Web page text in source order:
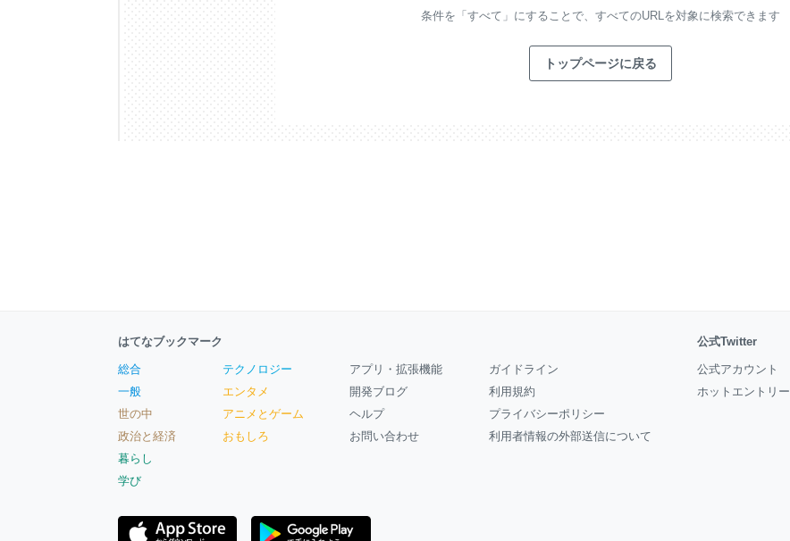
条件を「すべて」にすることで、 すべてのURLを対象に検索できます
トップページに戻る
はてなブックマーク
総合
一般
世の中
政治と経済
暮らし
学び
テクノロジー
エンタメ
アニメとゲーム
おもしろ
アプリ・拡張機能
開発ブログ
ヘルプ
お問い合わせ
ガイドライン
利用規約
プライバシーポリシー
利用者情報の外部送信について
公式Twitter
公式アカウント
ホットエントリー